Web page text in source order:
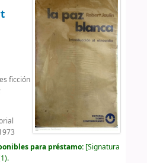
ficción
para préstamo: Signatura